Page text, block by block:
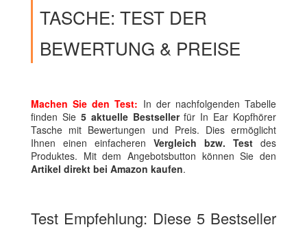
TASCHE: TEST DER
BEWERTUNG & PREISE
Machen Sie den Test: In der nachfolgenden Tabelle
finden Sie5 aktuelle Bestsellerfür In Ear Kopfhörer
Tasche mit Bewertungen und Preis. Dies ermöglicht
Ihnen einen einfacheren Vergleich bzw. Test des
Produktes. Mit dem Angebotsbutton können Sie den
Artikel direkt bei Amazon kaufen.
Test Empfehlung: Diese 5 Bestseller